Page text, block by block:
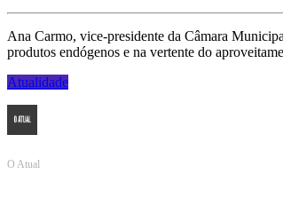
Ana Carmo, vice-presidente da Câmara
produtos endógenos e na vertente do
Atualidade
O Atual